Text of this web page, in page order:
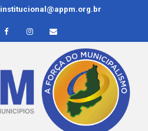
institucional@appm.org.br